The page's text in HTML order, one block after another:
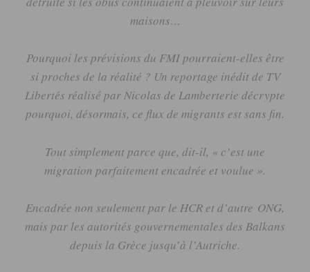
maisons…
Pourquoi les prévisions du FMI pourraient-elles être
si proches de la réalité ? Un reportage inédit de TV
Libertés réalisé par Nicolas de Lamberterie décrypte
pourquoi, désormais, ce flux de migrants est sans fin.
Tout simplement parce que, dit-il, « c’est une
migration parfaitement encadrée et voulue ».
Encadrée non seulement par le HCR et d’autre ONG,
mais par les autorités gouvernementales des Balkans
depuis la Grèce jusqu’à l’Autriche.